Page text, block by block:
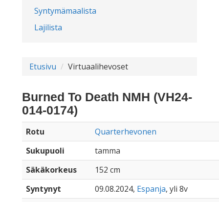
Syntymämaalista
Lajilista
Etusivu Virtuaalihevoset
Burned To Death NMH (VH24-
014-0174)
Rotu
Quarterhevonen
Sukupuoli
tamma
Säkäkorkeus
152 cm
Syntynyt
09.08.2024, Espanja, yli 8v